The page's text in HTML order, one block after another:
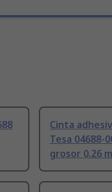
Cinta
Tesa 04688-
grosor 0.26